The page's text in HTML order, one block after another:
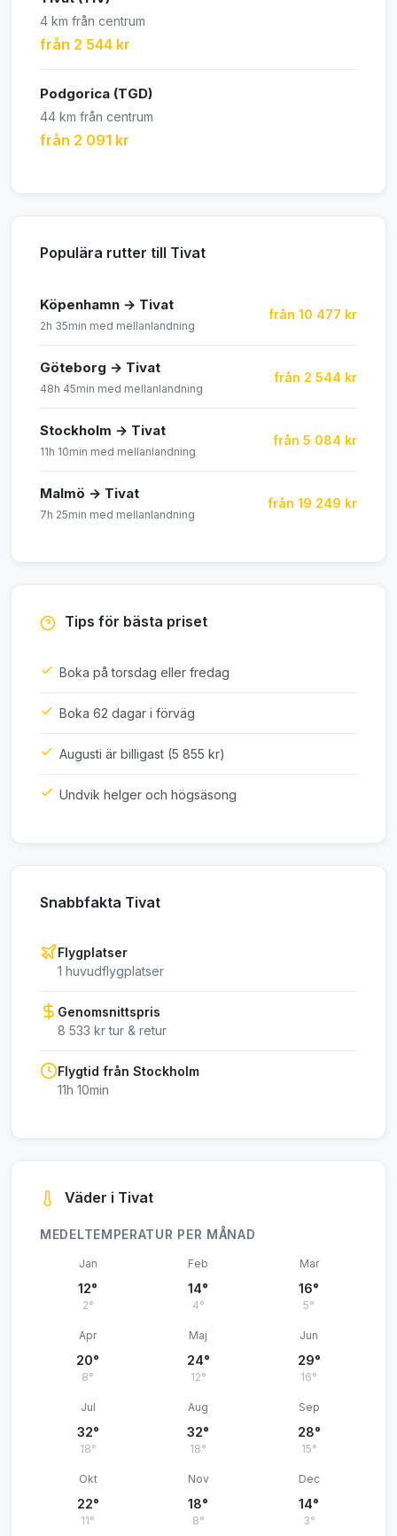
4 km från centrum
från 2 544 kr
Podgorica (TGD)
44 km från centrum
från 2 091 kr
Populära rutter till Tivat
Köpenhamn → Tivat
2h 35min med mellanlandning
från 10 477 kr
Göteborg → Tivat
48h 45min med mellanlandning
från 2 544 kr
Stockholm → Tivat
11h 10min med mellanlandning
från 5 084 kr
Malmö → Tivat
7h 25min med mellanlandning
från 19 249 kr
Tips för bästa priset
Boka på torsdag eller fredag
Boka 62 dagar i förväg
Augusti är billigast (5 855 kr)
Undvik helger och högsäsong
Snabbfakta Tivat
Flygplatser
1 huvudflygplatser
Genomsnittspris
8 533 kr tur & retur
Flygtid från Stockholm
11h 10min
Väder i Tivat
MEDELTEMPERATUR PER MÅNAD
Jan
12°
2°
Feb
14°
4°
Mar
16°
5°
Apr
20°
8°
Maj
24°
12°
Jun
29°
16°
Jul
32°
18°
Aug
32°
18°
Sep
28°
15°
Okt
22°
11°
Nov
18°
8°
Dec
14°
3°